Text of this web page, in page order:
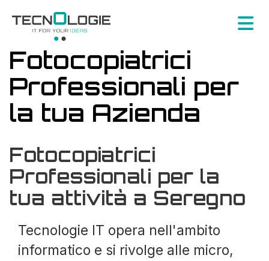
Fotocopiatrici
Professionali per
la tua Azienda
Fotocopiatrici
Professionali per la
tua attività a Seregno
Tecnologie IT opera nell'ambito
informatico e si rivolge alle micro,